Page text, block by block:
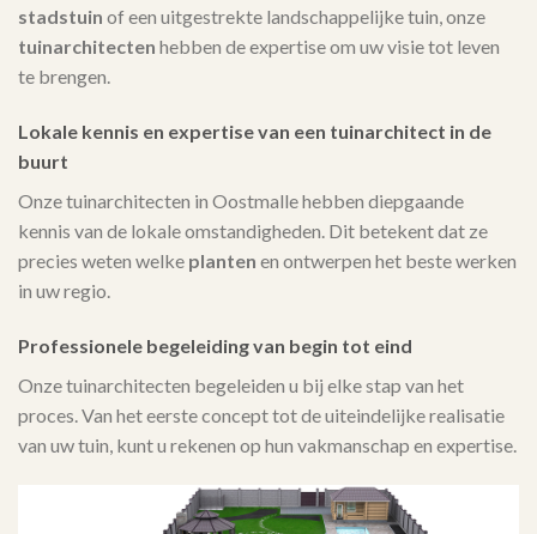
stadstuin of een uitgestrekte landschappelijke tuin, onze
tuinarchitecten hebben de expertise om uw visie tot leven
te brengen.
Lokale kennis en expertise van een tuinarchitect in de
buurt
Onze tuinarchitecten in Oostmalle hebben diepgaande
kennis van de lokale omstandigheden. Dit betekent dat ze
precies weten welke planten en ontwerpen het beste werken
in uw regio.
Professionele begeleiding van begin tot eind
Onze tuinarchitecten begeleiden u bij elke stap van het
proces. Van het eerste concept tot de uiteindelijke realisatie
van uw tuin, kunt u rekenen op hun vakmanschap en expertise.